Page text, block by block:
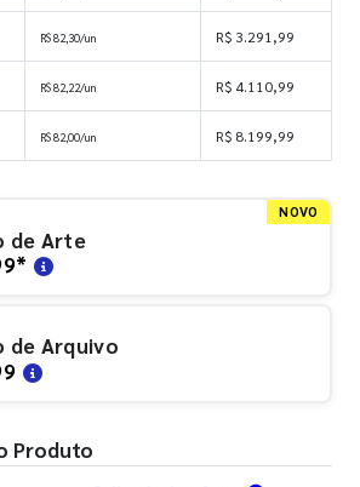
R$ 82,30/un R$ 3.291,99
R$ 82,22/un R$ 4.110,99
R$ 82,00/un R$ 8.199,99
NOVO
de Arte
*
de Arquivo
Produto